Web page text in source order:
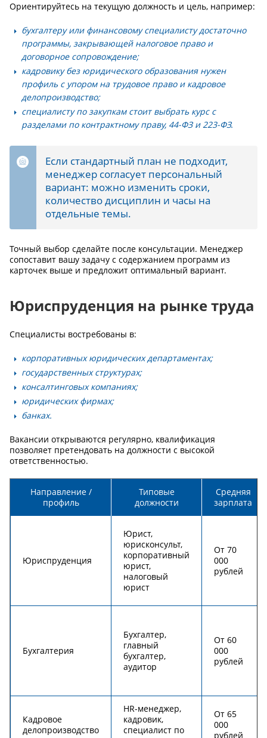
Ориентируйтесь на текущую должность и цель, например:
бухгалтеру или финансовому специалистудостаточно
программы, закрывающей налоговое право и
договорное сопровождение;
кадровику без юридического образованиянужен
профиль с упором на трудовое право и кадровое
делопроизводство;
специалисту по закупкамстоит выбрать курс с
разделами по контрактному праву, 44-ФЗ и 223-ФЗ.
Если стандартный план не подходит,
менеджер согласует персональный
вариант: можно изменить сроки,
количество дисциплин и часы на
отдельные темы.
Точный выбор сделайте после консультации. Менеджер
сопоставит вашу задачу с содержанием программ из
карточек выше и предложит оптимальный вариант.
Юриспруденция на рынке труда
Специалисты востребованы в:
корпоративных юридических департаментах;
государственных структурах;
консалтинговых компаниях;
юридических фирмах;
банках.
Вакансии открываются регулярно, квалификация
позволяет претендовать на должности с высокой
ответственностью.
Направление /
профиль
Типовые
должности
Средняя
зарплата
Юриспруденция
Юрист,
юрисконсульт,
корпоративный
юрист,
налоговый
юрист
От 70
000
рублей
Бухгалтерия
Бухгалтер,
главный
бухгалтер,
аудитор
От 60
000
рублей
Кадровое
делопроизводство
HR-менеджер,
кадровик,
специалист по
От 65
000
рублей